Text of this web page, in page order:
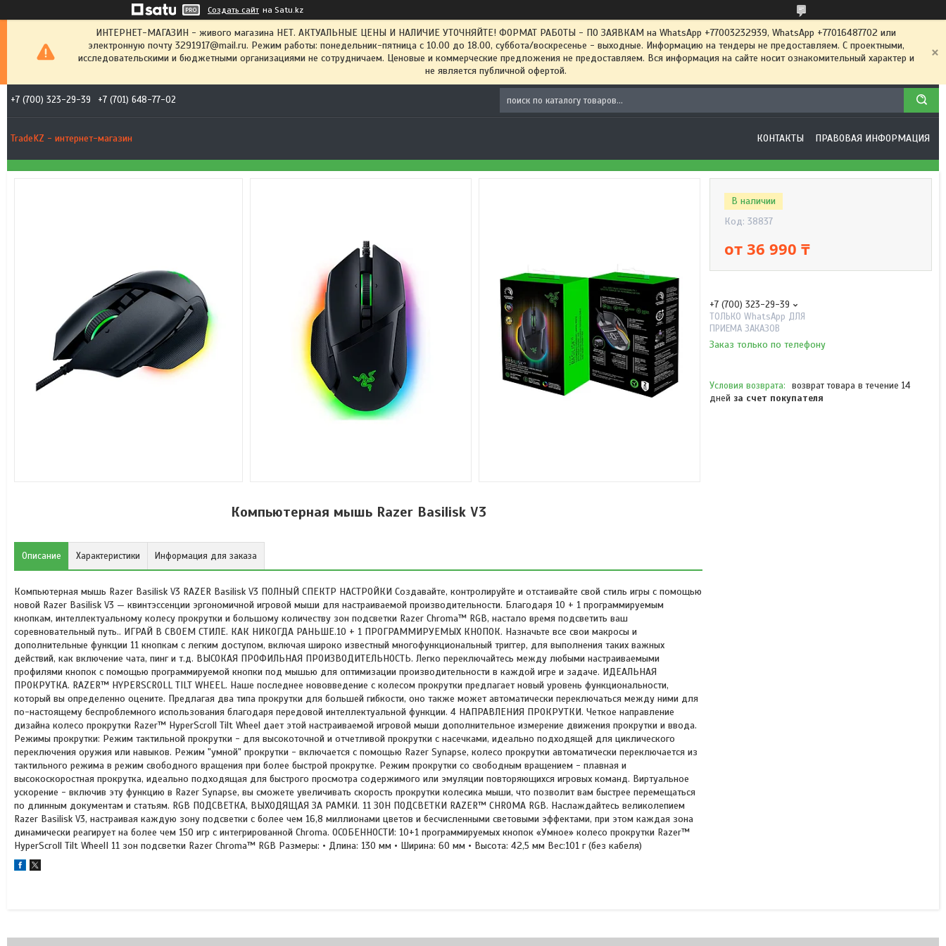
Создать сайт на Satu.kz
ИНТЕРНЕТ-МАГАЗИН - живого магазина НЕТ. АКТУАЛЬНЫЕ ЦЕНЫ И НАЛИЧИЕ УТОЧНЯЙТЕ! ФОРМАТ РАБОТЫ - ПО ЗАЯВКАМ на WhatsApp +77003232939, WhatsApp +77016487702 или
электронную почту 3291917@mail.ru. Режим работы: понедельник-пятница с 10.00 до 18.00, суббота/воскресенье - выходные. Информацию на тендеры не предоставляем. С проектными,
исследовательскими и бюджетными организациями не сотрудничаем. Ценовые и коммерческие предложения не предоставляем. Вся информация на сайте носит ознакомительный характер и
не является публичной офертой.
+7 (700) 323-29-39 +7 (701) 648-77-02
TradeKZ - интернет-магазин КОНТАКТЫ ПРАВОВАЯ ИНФОРМАЦИЯ
Компьютерная мышь Razer Basilisk V3
Описание Характеристики Информация для заказа
Компьютерная мышь Razer Basilisk V3 RAZER Basilisk V3 ПОЛНЫЙ СПЕКТР НАСТРОЙКИ Создавайте, контролируйте и отстаивайте свой стиль игры с помощью
новой Razer Basilisk V3 — квинтэссенции эргономичной игровой мыши для настраиваемой производительности. Благодаря 10 + 1 программируемым
кнопкам, интеллектуальному колесу прокрутки и большому количеству зон подсветки Razer Chroma™ RGB, настало время подсветить ваш
соревновательный путь.. ИГРАЙ В СВОЕМ СТИЛЕ. КАК НИКОГДА РАНЬШЕ.10 + 1 ПРОГРАММИРУЕМЫХ КНОПОК. Назначьте все свои макросы и
дополнительные функции 11 кнопкам с легким доступом, включая широко известный многофункциональный триггер, для выполнения таких важных
действий, как включение чата, пинг и т.д. ВЫСОКАЯ ПРОФИЛЬНАЯ ПРОИЗВОДИТЕЛЬНОСТЬ. Легко переключайтесь между любыми настраиваемыми
профилями кнопок с помощью программируемой кнопки под мышью для оптимизации производительности в каждой игре и задаче. ИДЕАЛЬНАЯ
ПРОКРУТКА. RAZER™ HYPERSCROLL TILT WHEEL. Наше последнее нововведение с колесом прокрутки предлагает новый уровень функциональности,
который вы определенно оцените. Предлагая два типа прокрутки для большей гибкости, оно также может автоматически переключаться между ними для
по-настоящему беспроблемного использования благодаря передовой интеллектуальной функции. 4 НАПРАВЛЕНИЯ ПРОКРУТКИ. Четкое направление
дизайна колесо прокрутки Razer™ HyperScroll Tilt Wheel дает этой настраиваемой игровой мыши дополнительное измерение движения прокрутки и ввода.
Режимы прокрутки: Режим тактильной прокрутки - для высокоточной и отчетливой прокрутки с насечками, идеально подходящей для циклического
переключения оружия или навыков. Режим "умной" прокрутки - включается с помощью Razer Synapse, колесо прокрутки автоматически переключается из
тактильного режима в режим свободного вращения при более быстрой прокрутке. Режим прокрутки со свободным вращением - плавная и
высокоскоростная прокрутка, идеально подходящая для быстрого просмотра содержимого или эмуляции повторяющихся игровых команд. Виртуальное
ускорение - включив эту функцию в Razer Synapse, вы сможете увеличивать скорость прокрутки колесика мыши, что позволит вам быстрее перемещаться
по длинным документам и статьям. RGB ПОДСВЕТКА, ВЫХОДЯЩАЯ ЗА РАМКИ. 11 ЗОН ПОДСВЕТКИ RAZER™ CHROMA RGB. Наслаждайтесь великолепием
Razer Basilisk V3, настраивая каждую зону подсветки с более чем 16,8 миллионами цветов и бесчисленными световыми эффектами, при этом каждая зона
динамически реагирует на более чем 150 игр с интегрированной Chroma. ОСОБЕННОСТИ: 10+1 программируемых кнопок «Умное» колесо прокрутки Razer™
HyperScroll Tilt WheelI 11 зон подсветки Razer Chroma™ RGB Размеры: • Длина: 130 мм • Ширина: 60 мм • Высота: 42,5 мм Вес:101 г (без кабеля)
В наличии
Код: 38837
от 36 990 ₸
+7 (700) 323-29-39
ТОЛЬКО WhatsApp ДЛЯ
ПРИЕМА ЗАКАЗОВ
Заказ только по телефону
возврат товара в течение 14
дней за счет покупателя